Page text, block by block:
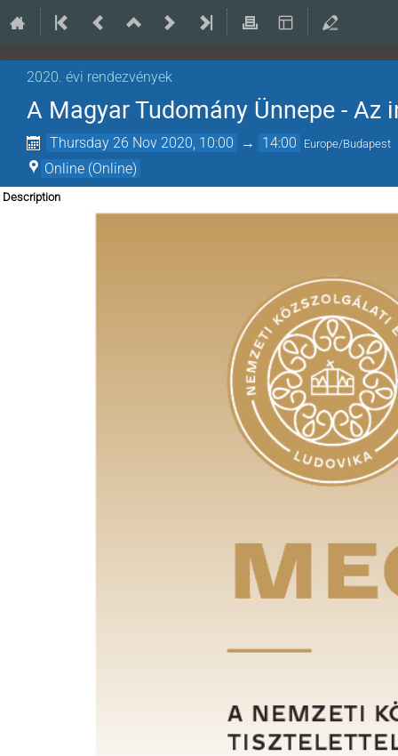
2020. évi rendezvények
A Magyar Tudomány Ünnepe -
Thursday 26 Nov 2020, 10:00 → 14:00 Europe/Budapest
Online (Online)
Description